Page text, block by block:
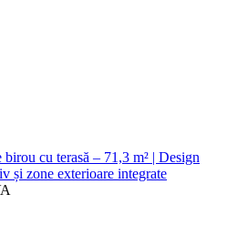
cu terasă – 71,3 m² | Design
și zone exterioare integrate